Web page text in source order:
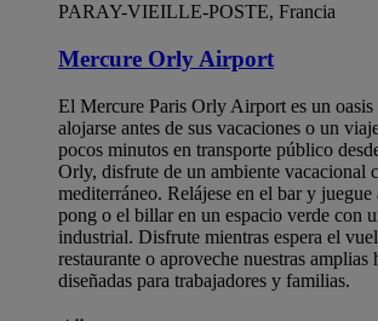
PARAY-VIEILLE-POSTE, Francia
Mercure Orly Airport
El Mercure Paris Orly Airport es un oasis
alojarse antes de sus vacaciones o un
pocos minutos en transporte público
Orly, disfrute de un ambiente vacacional
mediterráneo. Relájese en el bar y
pong o el billar en un espacio verde con
industrial. Disfrute mientras espera el
restaurante o aproveche nuestras amplias
diseñadas para trabajadores y familias.